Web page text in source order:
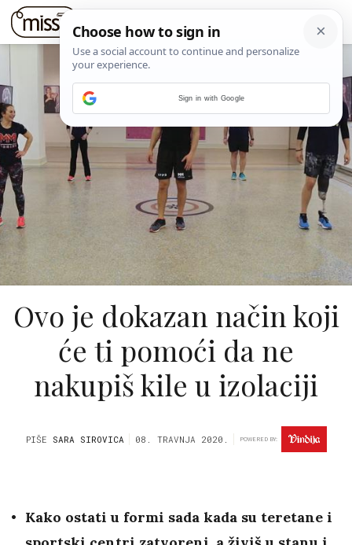
Ovo je dokazan način koji
će ti pomoći da ne
nakupiš kile u izolaciji
PIŠE SARA SIROVICA 08. TRAVNJA 2020. POWERED BY:
Kako ostati u formi sada kada su teretane i
Sign in with Google